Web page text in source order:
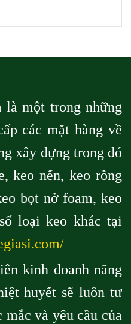
là một trong những
các mặt hàng về
xây dựng trong đó
keo nến, keo rồng
bọt nở foam, keo
loại keo khác tại
kinh doanh năng
huyết sẽ luôn tư
và yêu cầu của